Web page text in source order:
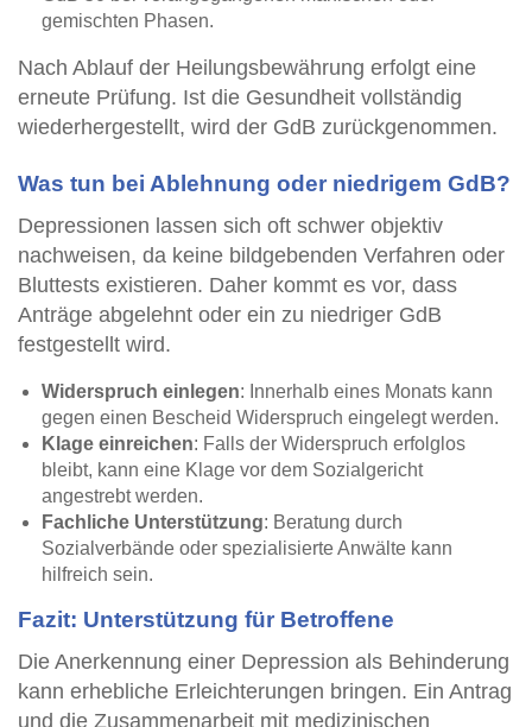
gemischten Phasen.
Nach Ablauf der Heilungsbewährung erfolgt eine
erneute Prüfung. Ist die Gesundheit vollständig
wiederhergestellt, wird der GdB zurückgenommen.
Was tun bei Ablehnung oder niedrigem GdB?
Depressionen lassen sich oft schwer objektiv
nachweisen, da keine bildgebenden Verfahren oder
Bluttests existieren. Daher kommt es vor, dass
Anträge abgelehnt oder ein zu niedriger GdB
festgestellt wird.
Widerspruch einlegen: Innerhalb eines Monats kann
gegen einen Bescheid Widerspruch eingelegt werden.
Klage einreichen: Falls der Widerspruch erfolglos
bleibt, kann eine Klage vor dem Sozialgericht
angestrebt werden.
Fachliche Unterstützung: Beratung durch
Sozialverbände oder spezialisierte Anwälte kann
hilfreich sein.
Fazit: Unterstützung für Betroffene
Die Anerkennung einer Depression als Behinderung
kann erhebliche Erleichterungen bringen. Ein Antrag
und die Zusammenarbeit mit medizinischen